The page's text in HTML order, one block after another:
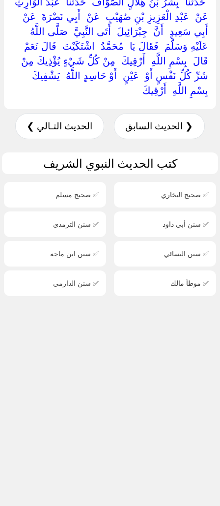
‏ ‏حَدَّثَنَا ‏ ‏بِشْرُ بْنُ هِلَالٍ الصَّوَّافُ ‏ ‏حَدَّثَنَا ‏ ‏عَبْدُ الْوَارِثِ ‏
‏عَنْ ‏ ‏عَبْدِ الْعَزِيزِ بْنِ صُهَيْبٍ ‏ ‏عَنْ ‏ ‏أَبِي نَضْرَةَ ‏ ‏عَنْ ‏
‏أَبِي سَعِيدٍ ‏ ‏أَنَّ ‏ ‏جِبْرَائِيلَ ‏ ‏أَتَى النَّبِيَّ ‏ ‏صَلَّى اللَّهُ
عَلَيْهِ وَسَلَّمَ ‏ ‏فَقَالَ يَا ‏ ‏مُحَمَّدُ ‏ ‏اشْتَكَيْتَ ‏ ‏قَالَ نَعَمْ
قَالَ ‏ ‏بِسْمِ اللَّهِ ‏ ‏أَرْقِيكَ ‏ ‏مِنْ كُلِّ شَيْءٍ يُؤْذِيكَ مِنْ
شَرِّ كُلِّ نَفْسٍ أَوْ ‏ ‏عَيْنٍ ‏ ‏أَوْ حَاسِدٍ اللَّهُ ‏ ‏يَشْفِيكَ
بِسْمِ اللَّهِ ‏ ‏أَرْقِيكَ ‏
❮ الحديث السابق الحديث التـالي ❯
كتب الحديث النبوي الشريف
✅ صحيح البخاري ✅ صحيح مسلم
✅ سنن أبي داود ✅ سنن الترمذي
✅ سنن النسائي ✅ سنن ابن ماجه
✅ موطأ مالك ✅ سنن الدارمي